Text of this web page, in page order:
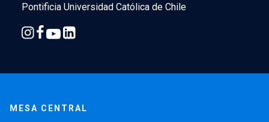
Pontificia Universidad Católica de Chile
MESA CENTRAL